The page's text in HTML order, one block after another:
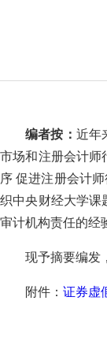
编者按： 近年
市场和注册会计师
序 促进注册会计
织中央财经大学课
审计机构责任的经
现予摘要编发
附件： 证券虚